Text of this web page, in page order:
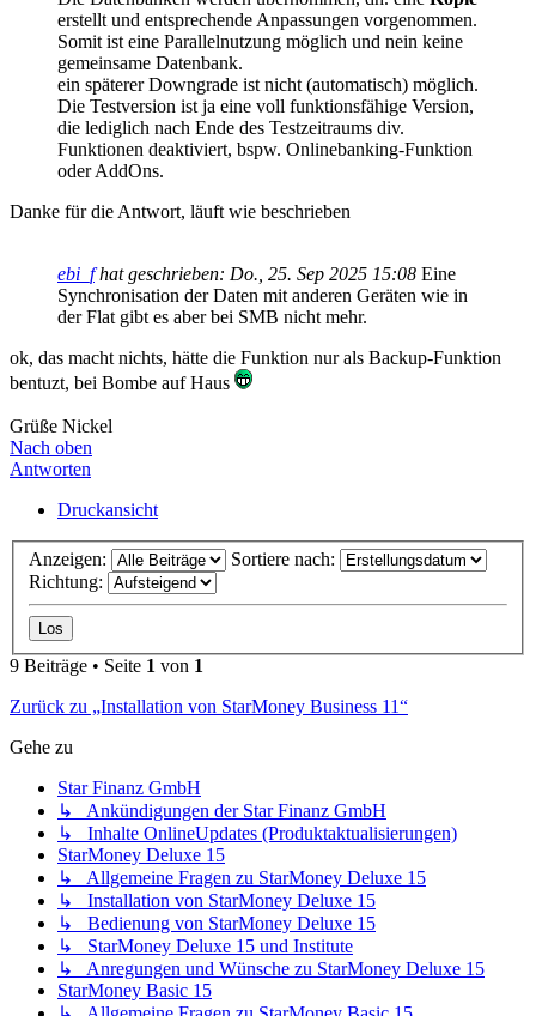
erstellt und entsprechende Anpassungen vorgenommen.
Somit ist eine Parallelnutzung möglich und nein keine
gemeinsame Datenbank.
ein späterer Downgrade ist nicht (automatisch) möglich.
Die Testversion ist ja eine voll funktionsfähige Version,
die lediglich nach Ende des Testzeitraums div.
Funktionen deaktiviert, bspw. Onlinebanking-Funktion
oder AddOns.
Danke für die Antwort, läuft wie beschrieben
ebi_fhat geschrieben: Do., 25. Sep 2025 15:08 Eine
Synchronisation der Daten mit anderen Geräten wie in
der Flat gibt es aber bei SMB nicht mehr.
ok, das macht nichts, hätte die Funktion nur als Backup-Funktion
bentuzt, bei Bombe auf Haus
Grüße Nickel
Nach oben
Antworten
Druckansicht
Anzeigen:
Sortiere nach:
Richtung:
9 Beiträge • Seite 1 von 1
Zurück zu „Installation von StarMoney Business 11“
Gehe zu
Star Finanz GmbH
↳ Ankündigungen der Star Finanz GmbH
↳ Inhalte OnlineUpdates (Produktaktualisierungen)
StarMoney Deluxe 15
↳ Allgemeine Fragen zu StarMoney Deluxe 15
↳ Installation von StarMoney Deluxe 15
↳ Bedienung von StarMoney Deluxe 15
↳ StarMoney Deluxe 15 und Institute
↳ Anregungen und Wünsche zu StarMoney Deluxe 15
StarMoney Basic 15